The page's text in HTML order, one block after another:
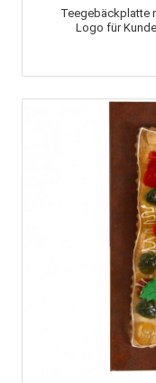
Teegebäckplatte
Logo für